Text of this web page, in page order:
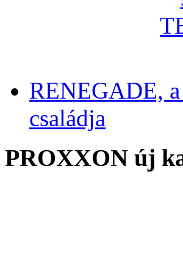
RENEGADE,
családja
PROXXON új